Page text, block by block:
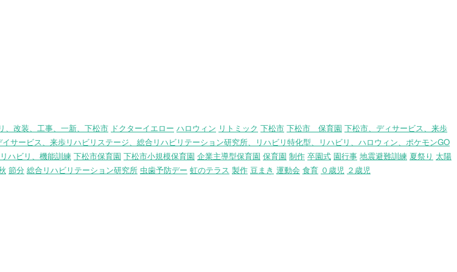
、改装、工事、一新、下松市 ドクターイエロー ハロウィン リトミック 下松市 下松市 保育園 下松市、ディサービス、来歩
サービス、来歩リハビリステージ、総合リハビリテーション研究所、リハビリ特化型、リハビリ、ハロウィン、ポケモンGO
ハビリ、機能訓練 下松市保育園 下松市小規模保育園 企業主導型保育園 保育園 制作 卒園式 園行事 地震避難訓練 夏祭り 太陽
節分 総合リハビリテーション研究所 虫歯予防デー 虹のテラス 製作 豆まき 運動会 食育 ０歳児 ２歳児